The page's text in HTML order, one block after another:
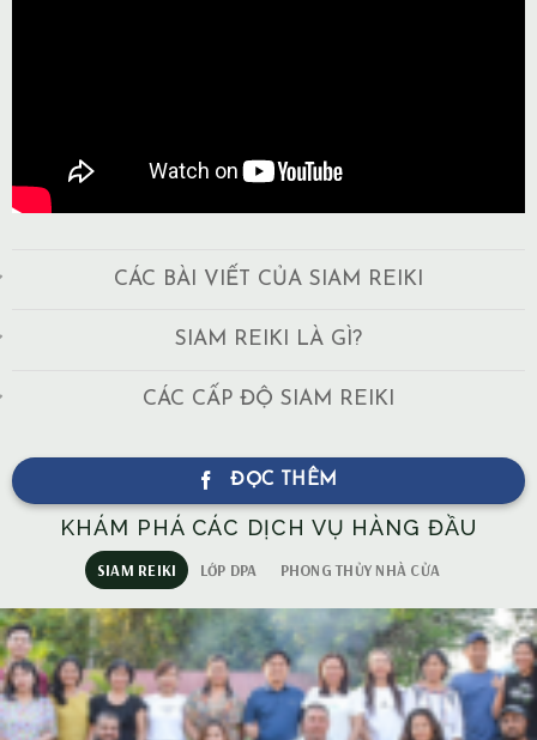
CÁC BÀI VIẾT CỦA SIAM REIKI
SIAM REIKI LÀ GÌ?
CÁC CẤP ĐỘ SIAM REIKI
ĐỌC THÊM
KHÁM PHÁ CÁC DỊCH VỤ HÀNG ĐẦU
SIAM REIKI LỚP DPA PHONG THỦY NHÀ CỬA